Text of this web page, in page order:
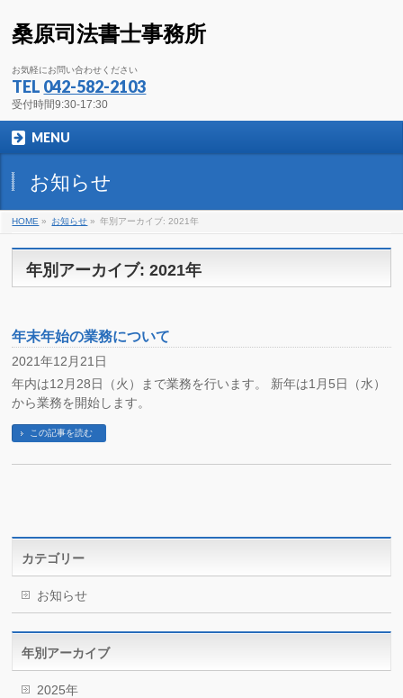
桑原司法書士事務所
お気軽にお問い合わせください
TEL 042-582-2103
受付時間9:30-17:30
MENU
お知らせ
HOME » お知らせ » 年別アーカイブ: 2021年
年別アーカイブ: 2021年
年末年始の業務について
2021年12月21日
年内は12月28日（火）まで業務を行います。 新年は1月5日（水）
から業務を開始します。
この記事を読む
カテゴリー
お知らせ
年別アーカイブ
2025年